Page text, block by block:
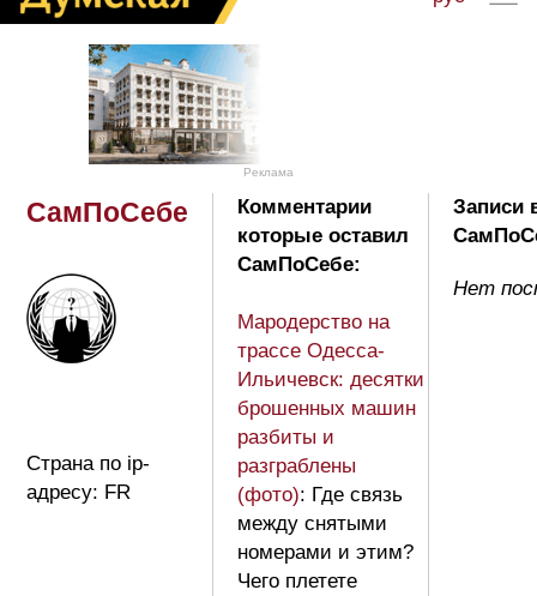
Реклама
СамПоСебе
Страна по ip-
адресу: FR
Комментарии
которые оставил
СамПоСебе:
Мародерство на
трассе Одесса-
Ильичевск: десятки
брошенных машин
разбиты и
разграблены
(фото): Где связь
между снятыми
номерами и этим?
Чего плетете
Записи
Нет